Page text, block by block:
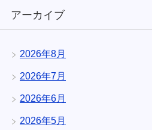
アーカイブ
2026年8月
2026年7月
2026年6月
2026年5月